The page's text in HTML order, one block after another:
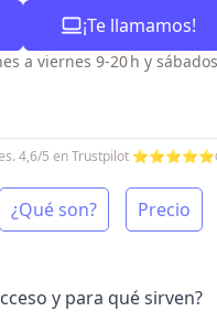
¡Te llamamos!
a viernes 9-20 h y
4,6/5 en Trustpilot ⭐⭐⭐⭐⭐
¿Qué son? Precio
y para qué sirven?